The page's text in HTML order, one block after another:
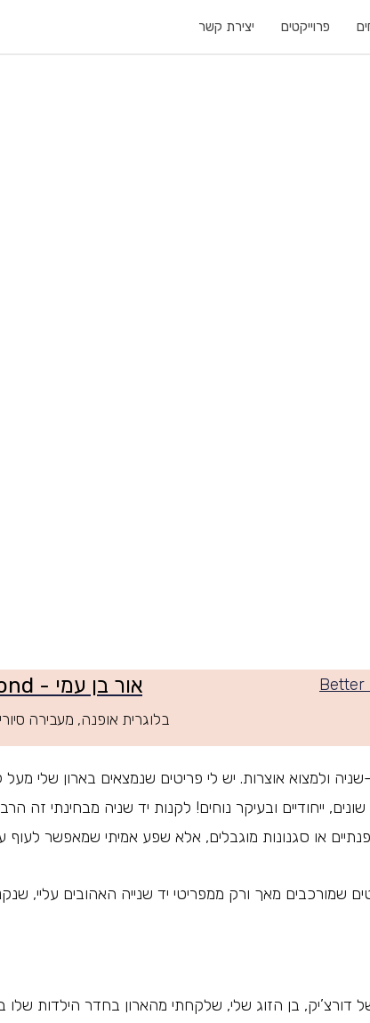
פרוייקטים יצירת קשר
אור בן עמי - Better Be Second
בלוגרית אופנה, מעבירה
ייחודיים ובעיקר נוחים! לקנות יד שניה מבחינתי
או סגנונות מוגבלים, אלא שפע אמיתי שמאפשר לעוף
שמורכבים מאך ורק ממפריטי יד שנייה האהובים עליי,
בן הזוג שלי, שלקחתי מהארון בחדר הילדות שלו